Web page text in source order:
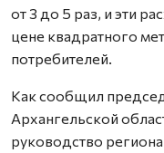
от 3 до 5 раз, и эти
цене квадратного
потребителей.
Как сообщил
Архангельской
руководство